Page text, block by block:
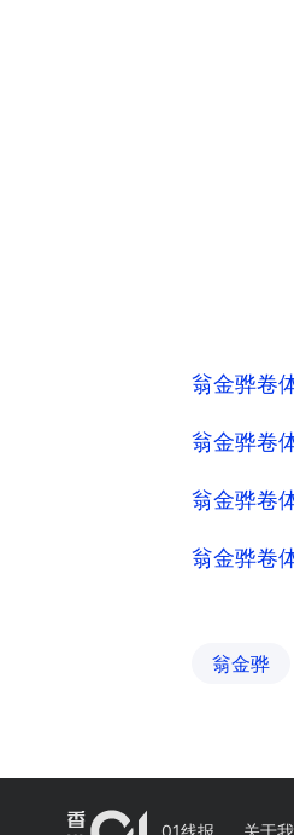
翁金骅卷
翁金骅卷
翁金骅卷
翁金骅卷
翁金骅